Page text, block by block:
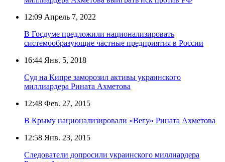
12:09 Апрель 7, 2022
В Госдуме предложили национализировать
системообразующие частные предприятия в России
16:44 Янв. 5, 2018
Суд на Кипре заморозил активы украинского
миллиардера Рината Ахметова
12:48 Фев. 27, 2015
В Крыму национализировали «Вегу» Рината Ахметова
12:58 Янв. 23, 2015
Следователи допросили украинского миллиардера